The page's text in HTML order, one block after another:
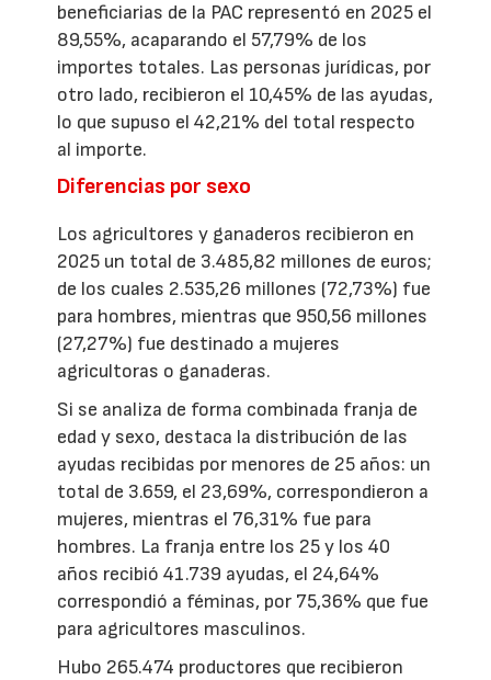
beneficiarias de la PAC representó en 2025 el
89,55%, acaparando el 57,79% de los
importes totales. Las personas jurídicas, por
otro lado, recibieron el 10,45% de las ayudas,
lo que supuso el 42,21% del total respecto
al importe.
Diferencias por sexo
Los agricultores y ganaderos recibieron en
2025 un total de 3.485,82 millones de euros;
de los cuales 2.535,26 millones (72,73%) fue
para hombres, mientras que 950,56 millones
(27,27%) fue destinado a mujeres
agricultoras o ganaderas.
Si se analiza de forma combinada franja de
edad y sexo, destaca la distribución de las
ayudas recibidas por menores de 25 años: un
total de 3.659, el 23,69%, correspondieron a
mujeres, mientras el 76,31% fue para
hombres. La franja entre los 25 y los 40
años recibió 41.739 ayudas, el 24,64%
correspondió a féminas, por 75,36% que fue
para agricultores masculinos.
Hubo 265.474 productores que recibieron